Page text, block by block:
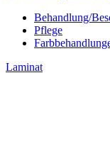
Behandlung/
Pflege
Laminat